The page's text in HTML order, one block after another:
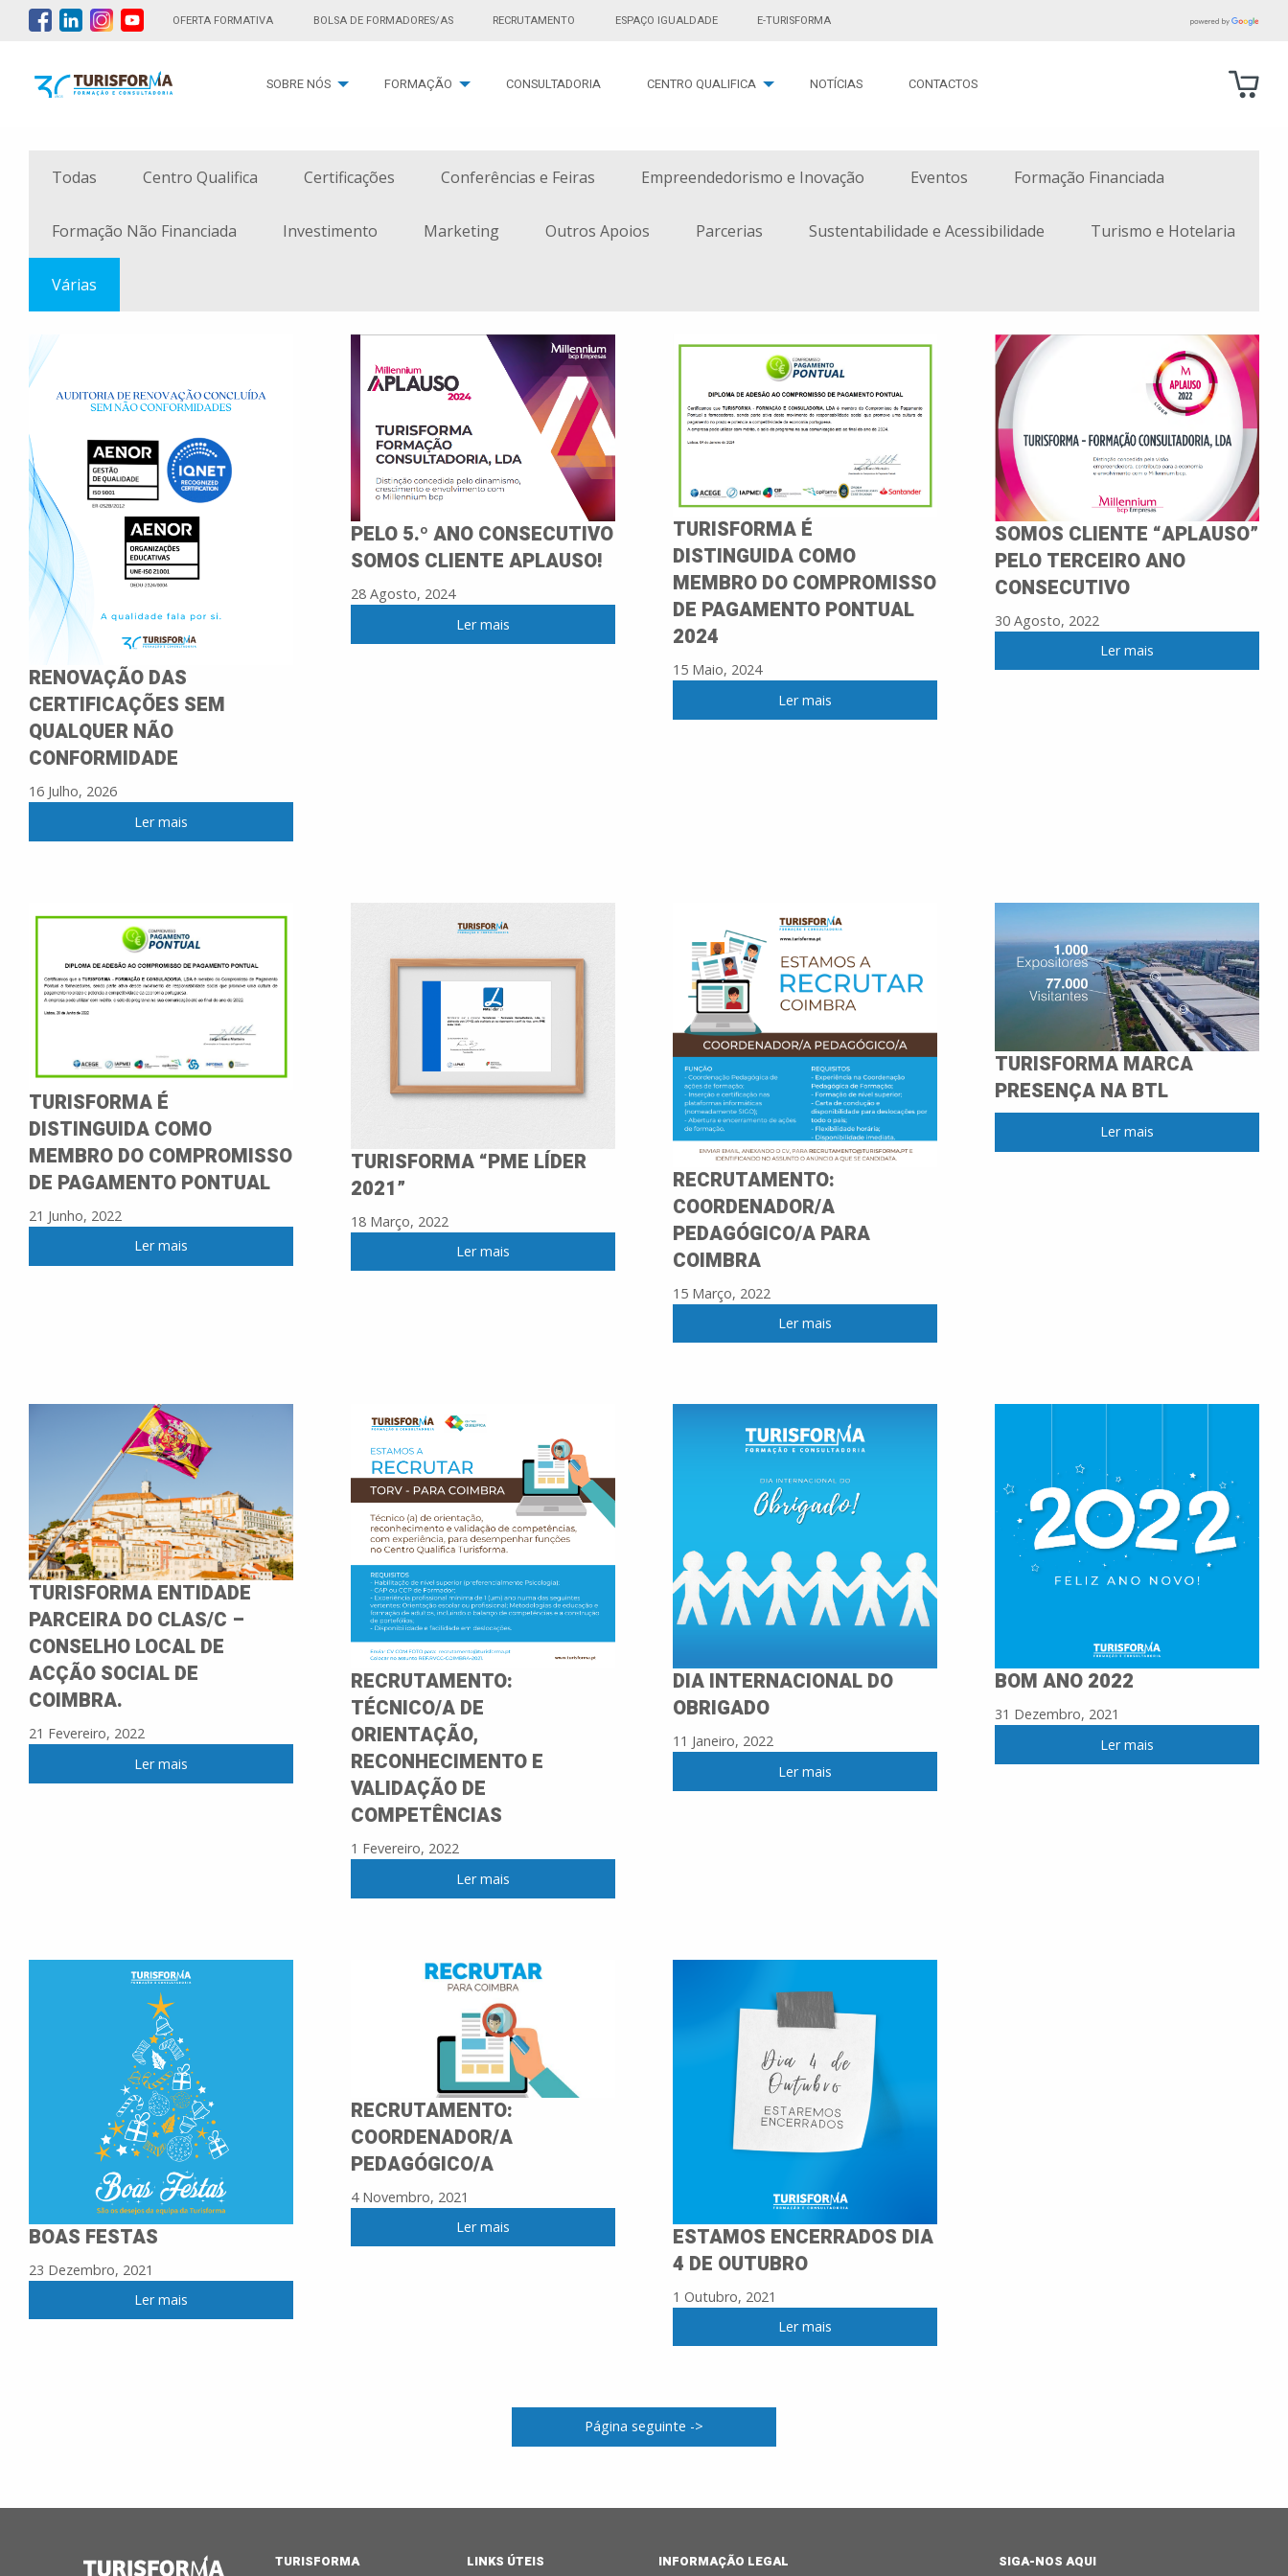
OFERTA FORMATIVA BOLSA DE FORMADORES/AS RECRUTAMENTO ESPAÇO IGUALDADE E-TURISFORMA
SOBRE NÓS FORMAÇÃO CONSULTADORIA CENTRO QUALIFICA NOTÍCIAS CONTACTOS
Todas Centro Qualifica Certificações Conferências e Feiras Empreendedorismo e Inovação Eventos Formação Financiada
Formação Não Financiada Investimento Marketing Outros Apoios Parcerias Sustentabilidade e Acessibilidade Turismo e Hotelaria
Várias
RENOVAÇÃO DAS
CERTIFICAÇÕES SEM
QUALQUER NÃO
CONFORMIDADE
16 Julho, 2026
Ler mais
PELO 5.º ANO CONSECUTIVO
SOMOS CLIENTE APLAUSO!
28 Agosto, 2024
Ler mais
TURISFORMA É
DISTINGUIDA COMO
MEMBRO DO COMPROMISSO
DE PAGAMENTO PONTUAL
2024
15 Maio, 2024
Ler mais
SOMOS CLIENTE “APLAUSO”
PELO TERCEIRO ANO
CONSECUTIVO
30 Agosto, 2022
Ler mais
TURISFORMA É
DISTINGUIDA COMO
MEMBRO DO COMPROMISSO
DE PAGAMENTO PONTUAL
21 Junho, 2022
Ler mais
TURISFORMA “PME LÍDER
2021”
18 Março, 2022
Ler mais
RECRUTAMENTO:
COORDENADOR/A
PEDAGÓGICO/A PARA
COIMBRA
15 Março, 2022
Ler mais
TURISFORMA MARCA
PRESENÇA NA BTL
Ler mais
TURISFORMA ENTIDADE
PARCEIRA DO CLAS/C –
CONSELHO LOCAL DE
ACÇÃO SOCIAL DE
COIMBRA.
21 Fevereiro, 2022
Ler mais
RECRUTAMENTO:
TÉCNICO/A DE
ORIENTAÇÃO,
RECONHECIMENTO E
VALIDAÇÃO DE
COMPETÊNCIAS
1 Fevereiro, 2022
Ler mais
DIA INTERNACIONAL DO
OBRIGADO
11 Janeiro, 2022
Ler mais
BOM ANO 2022
31 Dezembro, 2021
Ler mais
BOAS FESTAS
23 Dezembro, 2021
Ler mais
RECRUTAMENTO:
COORDENADOR/A
PEDAGÓGICO/A
4 Novembro, 2021
Ler mais
ESTAMOS ENCERRADOS DIA
4 DE OUTUBRO
1 Outubro, 2021
Ler mais
Página seguinte ->
TURISFORMA LINKS ÚTEIS INFORMAÇÃO LEGAL SIGA-NOS AQUI